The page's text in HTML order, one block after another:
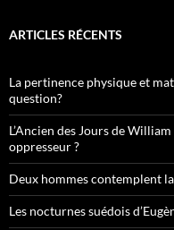
ARTICLES RÉCENTS
La pertinence physique et
question?
L’Ancien des Jours de
oppresseur ?
Deux hommes contemplent
Les nocturnes suédois